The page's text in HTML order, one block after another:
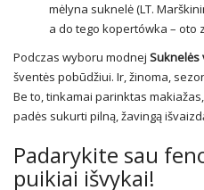
mėlyna suknelė (LT.
a do tego kopertówka – oto
Podczas wyboru modnej Suknelės
šventės pobūdžiui. Ir, žinoma,
Be to, tinkamai parinktas
padės sukurti pilną, žavingą
Padarykite sau
puikiai išvykai!